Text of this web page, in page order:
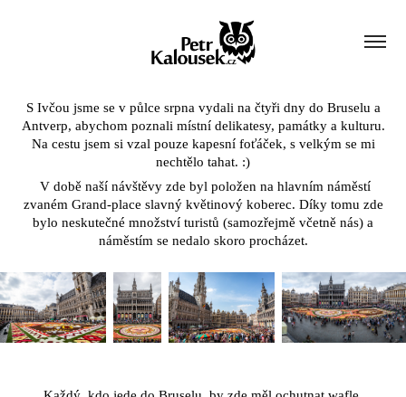
S Ivčou jsme se v půlce srpna vydali na čtyři dny do Bruselu a
Antverp, abychom poznali místní delikatesy, památky a kulturu.
Na cestu jsem si vzal pouze kapesní foťáček, s velkým se mi
nechtělo tahat. :)
V době naší návštěvy zde byl položen na hlavním náměstí
zvaném Grand-place slavný květinový koberec. Díky tomu zde
bylo neskutečné množství turistů (samozřejmě včetně nás) a
náměstím se nedalo skoro procházet.